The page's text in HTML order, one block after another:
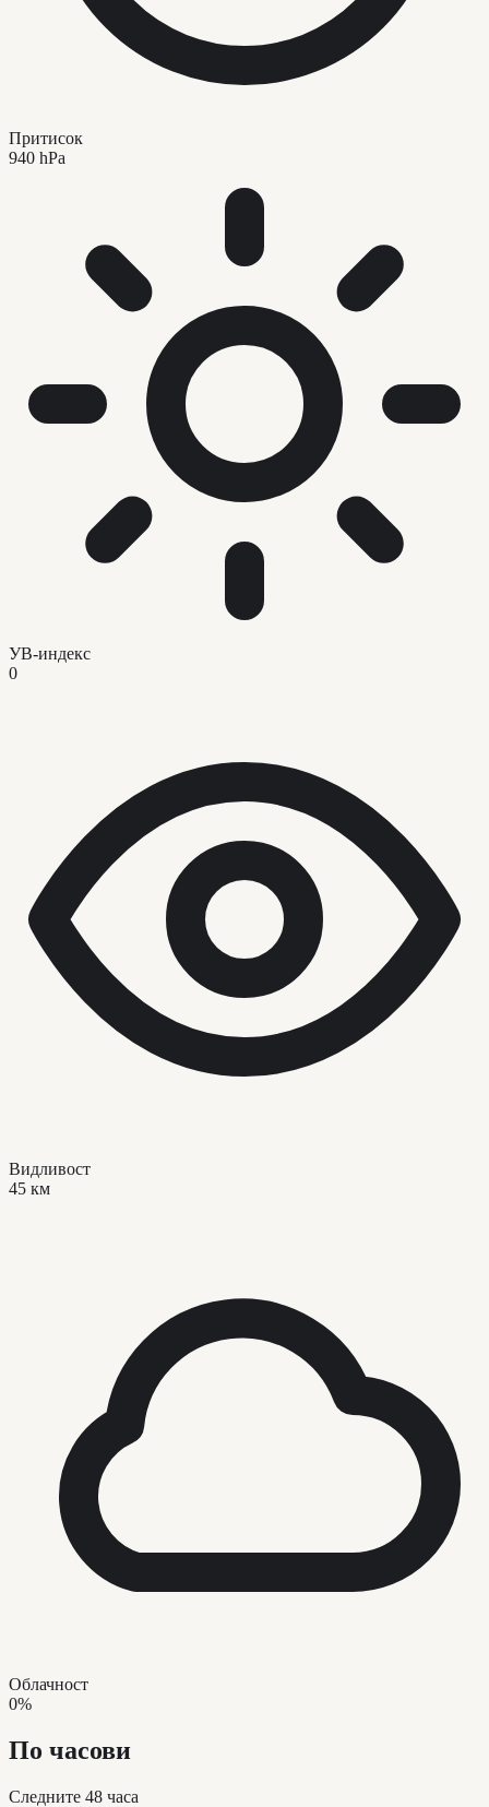
Притисок
940 hPa
УВ-индекс
0
Видливост
45 км
Облачност
0%
По часови
Следните 48 часа